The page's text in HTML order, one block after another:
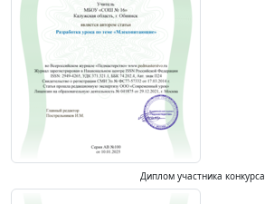
Диплом участника конкурса